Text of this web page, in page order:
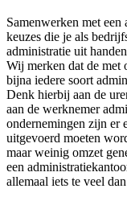
Samenwerken met een
keuzes die je als
administratie uit
Wij merken dat de met
bijna iedere soort
Denk hierbij aan de
aan de werknemer
ondernemingen zijn er
uitgevoerd moeten
maar weinig omzet
een
allemaal iets te veel